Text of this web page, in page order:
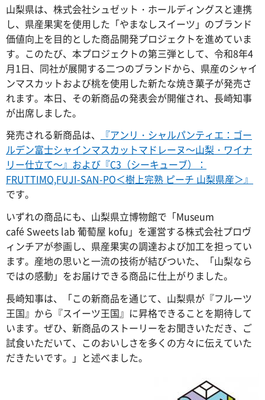
山梨県は、株式会社シュゼット・ホールディングスと連携
し、県産果実を使用した「やまなしスイーツ」のブランド
価値向上を目的とした商品開発プロジェクトを進めていま
す。このたび、本プロジェクトの第三弾として、令和8年4
月1日、同社が展開する二つのブランドから、県産のシャイ
ンマスカットおよび桃を使用した新たな焼き菓子が発売さ
れます。本日、その新商品の発表会が開催され、長崎知事
が出席しました。
発売される新商品は、
『アンリ・シャルパンティエ：ゴー
ルデン富士シャインマスカットマドレーヌ～山梨・ワイナ
リー仕立て～』および『C3（シーキューブ）：
FRUTTIMO,FUJI-SAN-PO＜樹上完熟 ピーチ 山梨県産＞』
です。
いずれの商品にも、山梨県立博物館で「Museum
café Sweets lab 葡萄屋 kofu」を運営する株式会社プロヴ
ィンチアが参画し、県産果実の調達および加工を担ってい
ます。産地の思いと一流の技術が結びついた、「山梨なら
ではの感動」をお届けできる商品に仕上がりました。
長崎知事は、「この新商品を通じて、山梨県が『フルーツ
王国』から『スイーツ王国』に昇格できることを期待して
います。ぜひ、新商品のストーリーをお聞きいただき、ご
試食いただいて、このおいしさを多くの方々に伝えていた
だきたいです。」と述べました。